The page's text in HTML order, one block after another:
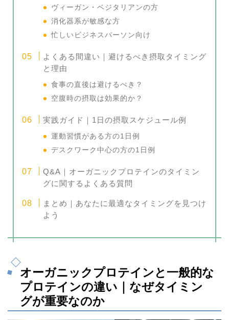
ヴィーガン・ベジタリアンの方
消化器系が敏感な方
忙しいビジネスパーソン向け
よくある間違い｜避けるべき摂取タイミング
と理由
食事の直後は避けるべき？
空腹時の摂取は効果的か？
実践ガイド｜1日の摂取スケジュール例
運動習慣がある方の1日例
デスクワーク中心の方の1日例
Q&A｜オーガニックプロテインのタイミン
グに関するよくある質問
まとめ｜あなたに最適なタイミングを見つけ
よう
オーガニックプロテインと一般的な
プロテインの違い｜なぜタイミン
グが重要なのか